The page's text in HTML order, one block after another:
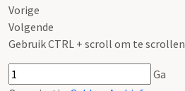
Vorige
Volgende
Gebruik CTRL + scroll om te scrollen
Ga